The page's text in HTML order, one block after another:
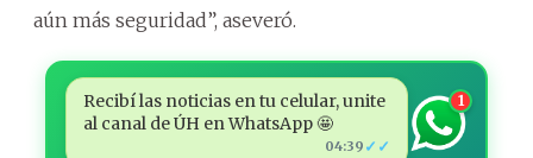
aún más seguridad”, aseveró.
Recibí las noticias en tu celular, unite
al canal de ÚH en WhatsApp 🤩
04:39 ✓✓
1